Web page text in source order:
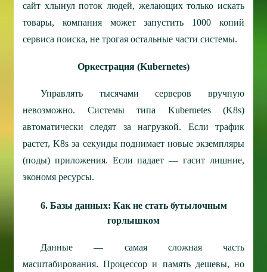
сайт хлынул поток людей, желающих только искать
товары, компания может запустить 1000 копий
сервиса поиска, не трогая остальные части системы.
Оркестрация (Kubernetes)
Управлять тысячами серверов вручную
невозможно. Системы типа Kubernetes (K8s)
автоматически следят за нагрузкой. Если трафик
растет, K8s за секунды поднимает новые экземпляры
(поды) приложения. Если падает — гасит лишние,
экономя ресурсы.
6. Базы данных: Как не стать бутылочным
горлышком
Данные — самая сложная часть
масштабирования. Процессор и память дешевы, но